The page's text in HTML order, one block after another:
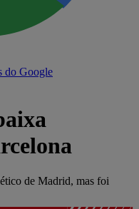
do Google
de Madrid, mas foi